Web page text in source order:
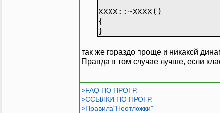
xxxx::~xxxx()
{
}
так же гораздо проще и никакой
Правда в том случае лучше, если
>FAQ ПО ПРОГР.
>ССЫЛКИ ПО ПРОГР.
>Правила"Неотложки"